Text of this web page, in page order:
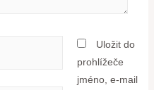
Uložit do
prohlížeče
jméno, e-mail